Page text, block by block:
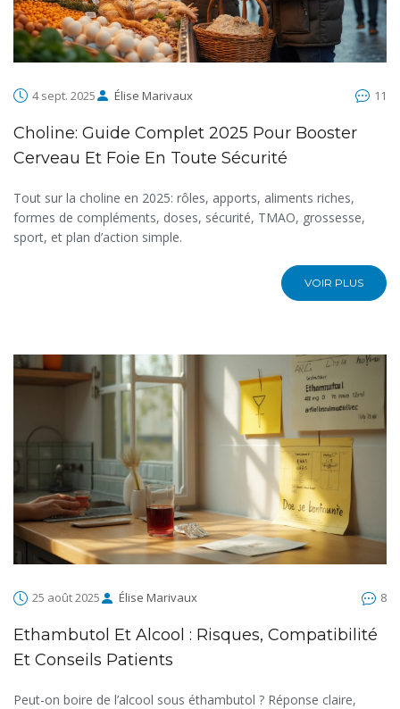
4 sept. 2025 Élise Marivaux 11
Choline: Guide Complet 2025 Pour Booster
Cerveau Et Foie En Toute Sécurité
Tout sur la choline en 2025: rôles, apports, aliments riches,
formes de compléments, doses, sécurité, TMAO, grossesse,
sport, et plan d’action simple.
VOIR PLUS
25 août 2025 Élise Marivaux 8
Ethambutol Et Alcool : Risques, Compatibilité
Et Conseils Patients
Peut-on boire de l’alcool sous éthambutol ? Réponse claire,